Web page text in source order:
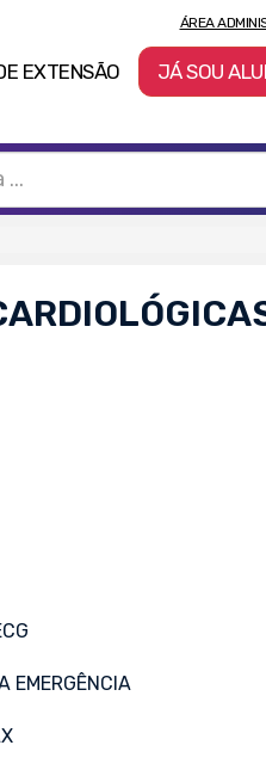
EXTENSÃO
ÁREA
JÁ SOU
EMERGÊNCIA